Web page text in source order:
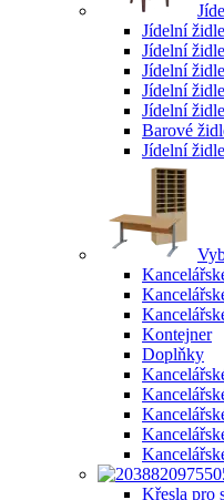
Jídelní
Jídelní
Jídelní
Jídelní
Jídelní
Barové
Jídelní
Kontejner
Doplňky
Křesla pro